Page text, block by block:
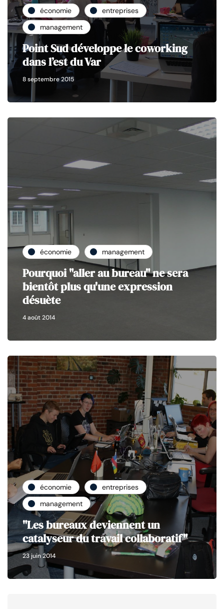
économie
entreprises
management
Point Sud développe le coworking
dans l’est du Var
8 septembre 2015
économie management
Pourquoi "aller au bureau" ne sera
bientôt plus qu'une expression
désuète
4 août 2014
économie
entreprises
management
"Les bureaux deviennent un
catalyseur du travail collaboratif"
23 juin 2014